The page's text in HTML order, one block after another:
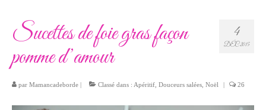
4
DÉC 2015
Sucettes de foie gras façon
pomme d’amour
par Mamancadeborde | Classé dans : Apéritif Douceurs salées Noël | 26